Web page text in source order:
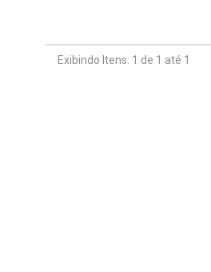
Exibindo Itens: 1 de 1 até 1